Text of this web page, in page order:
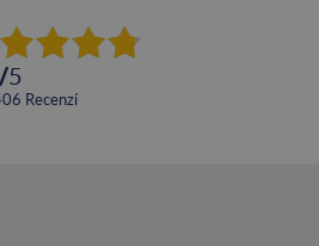
/5
recenzí